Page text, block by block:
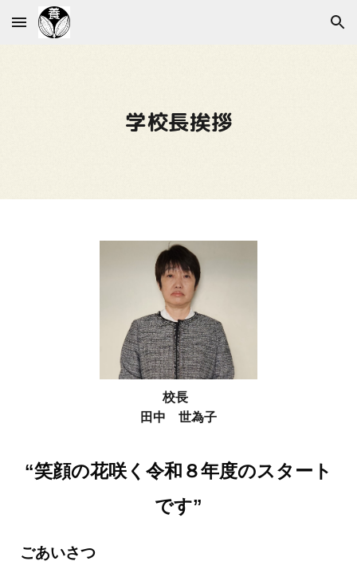
Skip to main content Skip to navigation
学校長挨拶
校長
田中 世為子
“笑顔の花咲く令和８年度のスタート
です”
ごあいさつ